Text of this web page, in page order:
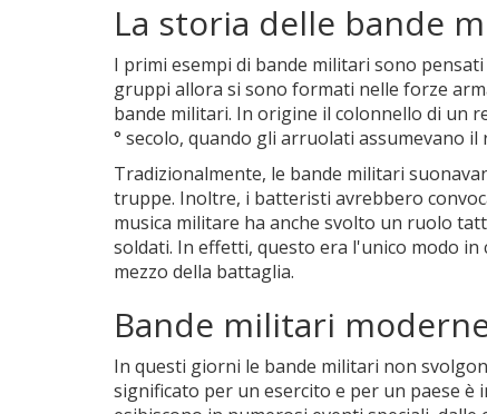
La storia delle bande
I primi esempi di bande militari sono
gruppi allora si sono formati nelle forze
bande militari. In origine il colonnello di un
° secolo, quando gli arruolati assumevano
Tradizionalmente, le bande militari
truppe. Inoltre, i batteristi avrebbero
musica militare ha anche svolto un ruolo
soldati. In effetti, questo era l'unico modo
mezzo della battaglia.
Bande militari
In questi giorni le bande militari non
significato per un esercito e per un paese